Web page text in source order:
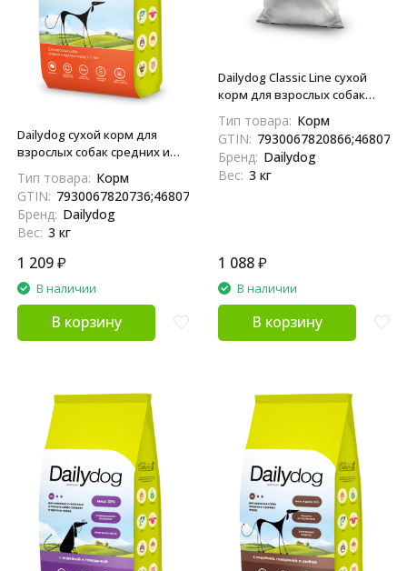
Dailydog сухой корм для
взрослых собак средних и
3 кг
Тип товара: Корм
GTIN: 7930067820736;4680772410564;04680772410564
Бренд: Dailydog
Вес: 3 кг
1 209₽
В наличии
В корзину
Dailydog Classic Line сухой
корм для взрослых собак
индейкой - 3 кг
Тип товара: Корм
GTIN:
Бренд: Dailydog
Вес: 3 кг
1 088₽
В наличии
В корзину